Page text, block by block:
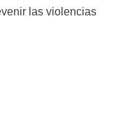
las violencias